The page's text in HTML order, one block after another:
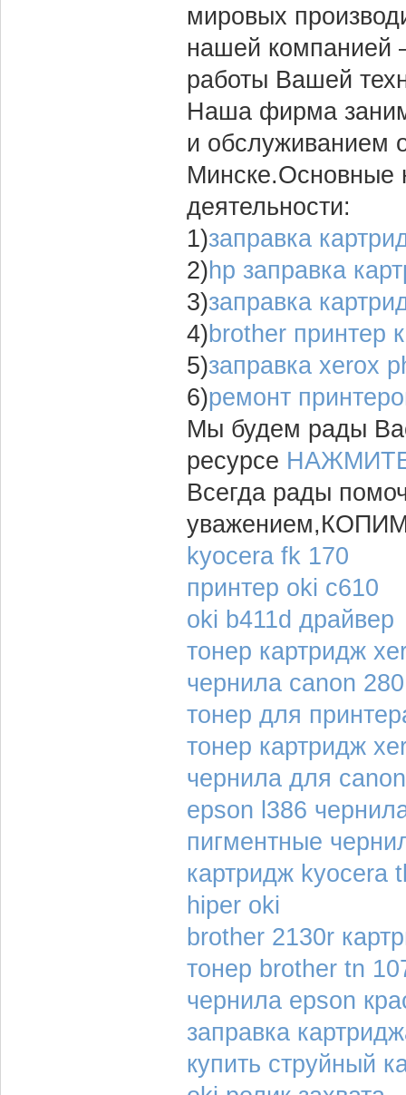
мировых
нашей компанией
работы Вашей
Наша фирма
и обслуживанием
Минске.Основные
деятельности:
1)заправка
2)hp заправка
3)заправка
4)brother принтер
5)заправка xerox
6)ремонт
Мы будем рады
ресурсе
Всегда рады
kyocera fk 170
принтер oki c610
oki b411d драйвер
тонер картридж
чернила canon 280
тонер для
тонер картридж
чернила для
epson l386
пигментные
картридж kyocera
hiper oki
brother 2130r
тонер brother tn
чернила epson
заправка
купить струйный